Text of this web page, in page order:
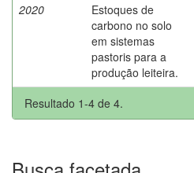
2020
Estoques de
carbono no solo
em sistemas
pastoris para a
produção leiteira.
Resultado 1-4 de 4.